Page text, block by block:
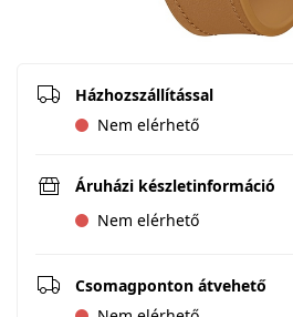
Házhozszállítással
Nem elérhető
Áruházi készletinformáció
Nem elérhető
Csomagponton átvehető